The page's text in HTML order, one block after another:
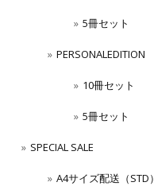
5冊セット
PERSONALEDITION
10冊セット
5冊セット
SPECIAL SALE
A4サイズ配送（STD）